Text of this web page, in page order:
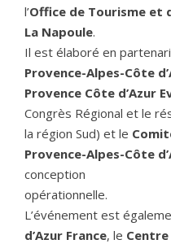
l’Office de Tourisme et
La Napoule.
Il est élaboré en
Provence-Alpes-Côte
Provence Côte d’Azur
Congrès Régional et le
la région Sud) et le
Provence-Alpes-Côte
conception
opérationnelle.
L’événement est
d’Azur France, le Centre